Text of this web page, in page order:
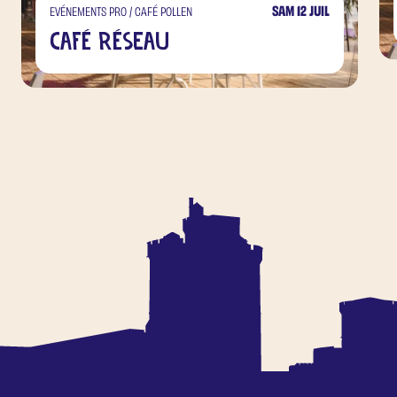
EVÉNEMENTS PRO / CAFÉ POLLEN SAM 12 JUIL
Café Réseau